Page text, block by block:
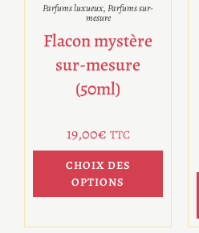
Parfums luxueux,Parfums sur-
mesure
Flacon mystère
sur-mesure
(50ml)
19,00€ TTC
CHOIX DES
OPTIONS